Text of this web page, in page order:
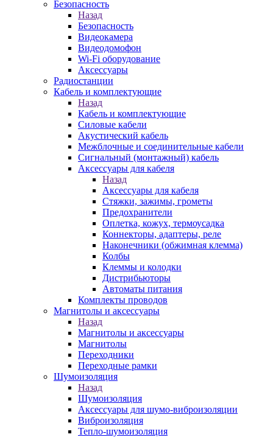
Безопасность
Назад
Безопасность
Видеокамера
Видеодомофон
Wi-Fi оборудование
Аксессуары
Радиостанции
Кабель и комплектующие
Назад
Кабель и комплектующие
Силовые кабели
Акустический кабель
Межблочные и соединительные кабели
Сигнальный (монтажный) кабель
Аксессуары для кабеля
Назад
Аксессуары для кабеля
Стяжки, зажимы, грометы
Предохранители
Оплетка, кожух, термоусадка
Коннекторы, адаптеры, реле
Наконечники (обжимная клемма)
Колбы
Клеммы и колодки
Дистрибьюторы
Автоматы питания
Комплекты проводов
Магнитолы и аксессуары
Назад
Магнитолы и аксессуары
Магнитолы
Переходники
Переходные рамки
Шумоизоляция
Назад
Шумоизоляция
Аксессуары для шумо-виброизоляции
Виброизоляция
Тепло-шумоизоляция